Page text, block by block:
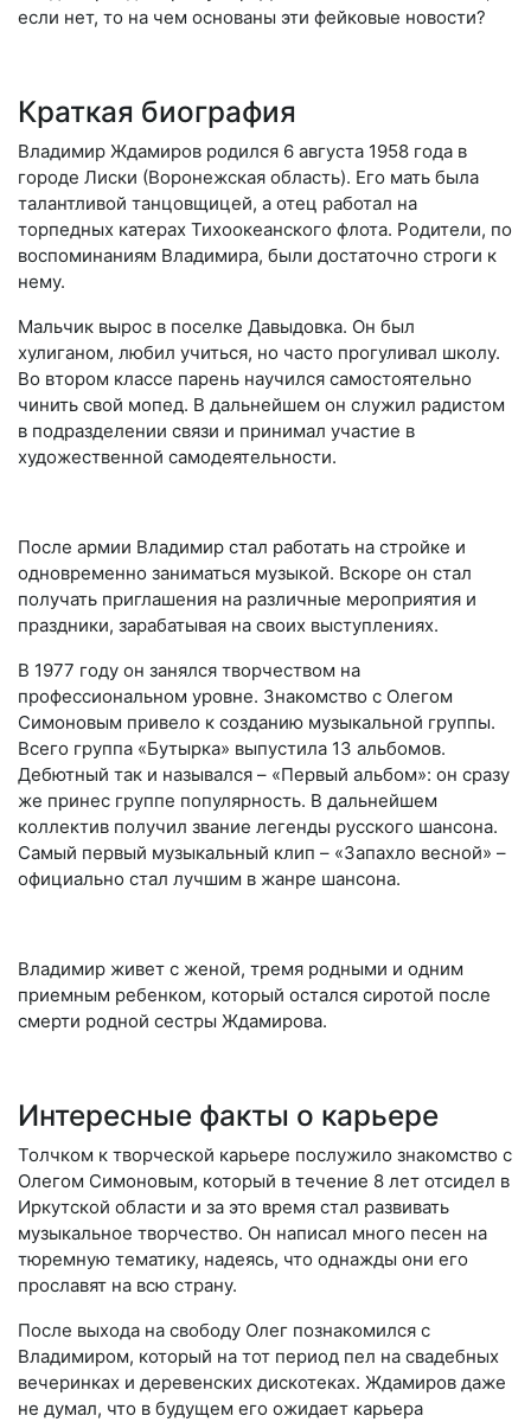
если нет, то на чем основаны эти фейковые новости?
Краткая биография
Владимир Ждамиров родился 6 августа 1958 года в
городе Лиски (Воронежская область). Его мать была
талантливой танцовщицей, а отец работал на
торпедных катерах Тихоокеанского флота. Родители, по
воспоминаниям Владимира, были достаточно строги к
нему.
Мальчик вырос в поселке Давыдовка. Он был
хулиганом, любил учиться, но часто прогуливал школу.
Во втором классе парень научился самостоятельно
чинить свой мопед. В дальнейшем он служил радистом
в подразделении связи и принимал участие в
художественной самодеятельности.
После армии Владимир стал работать на стройке и
одновременно заниматься музыкой. Вскоре он стал
получать приглашения на различные мероприятия и
праздники, зарабатывая на своих выступлениях.
В 1977 году он занялся творчеством на
профессиональном уровне. Знакомство с Олегом
Симоновым привело к созданию музыкальной группы.
Всего группа «Бутырка» выпустила 13 альбомов.
Дебютный так и назывался – «Первый альбом»: он сразу
же принес группе популярность. В дальнейшем
коллектив получил звание легенды русского шансона.
Самый первый музыкальный клип – «Запахло весной» –
официально стал лучшим в жанре шансона.
Владимир живет с женой, тремя родными и одним
приемным ребенком, который остался сиротой после
смерти родной сестры Ждамирова.
Интересные факты о карьере
Толчком к творческой карьере послужило знакомство с
Олегом Симоновым, который в течение 8 лет отсидел в
Иркутской области и за это время стал развивать
музыкальное творчество. Он написал много песен на
тюремную тематику, надеясь, что однажды они его
прославят на всю страну.
После выхода на свободу Олег познакомился с
Владимиром, который на тот период пел на свадебных
вечеринках и деревенских дискотеках. Ждамиров даже
не думал, что в будущем его ожидает карьера